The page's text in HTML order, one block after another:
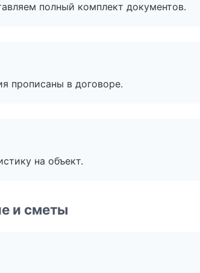
полный комплект документов.
прописаны в договоре.
на объект.
и сметы